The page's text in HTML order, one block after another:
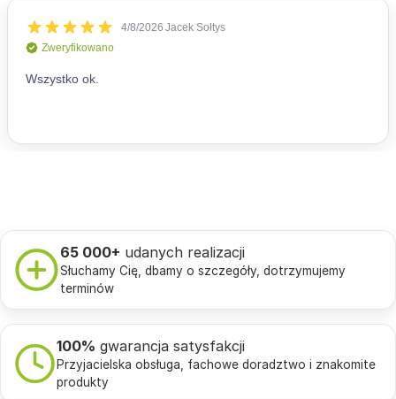
65 000+ udanych realizacji
Słuchamy Cię, dbamy o szczegóły, dotrzymujemy
terminów
100% gwarancja satysfakcji
Przyjacielska obsługa, fachowe doradztwo i znakomite
produkty